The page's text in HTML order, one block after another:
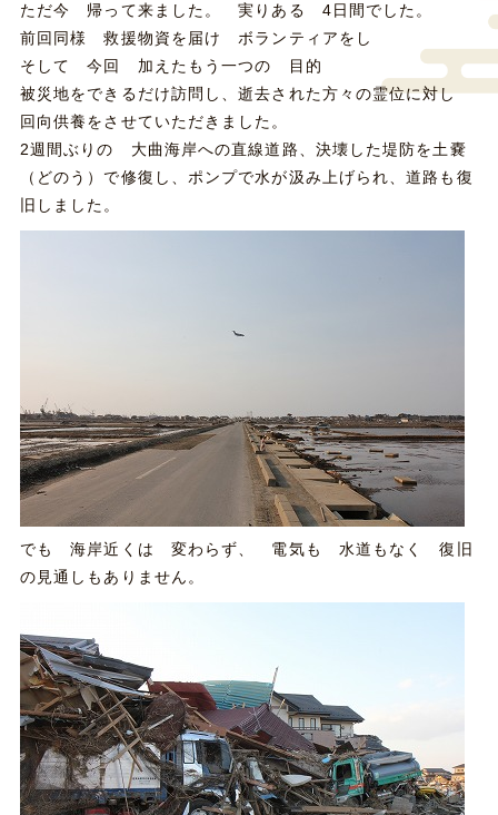
ただ今 帰って来ました。 実りある 4日間でした。
前回同様 救援物資を届け ボランティアをし
そして 今回 加えたもう一つの 目的
被災地をできるだけ訪問し、逝去された方々の霊位に対し
回向供養をさせていただきました。
2週間ぶりの 大曲海岸への直線道路、決壊した堤防を土嚢
（どのう）で修復し、ポンプで水が汲み上げられ、道路も復
旧しました。
でも 海岸近くは 変わらず、 電気も 水道もなく 復旧
の見通しもありません。